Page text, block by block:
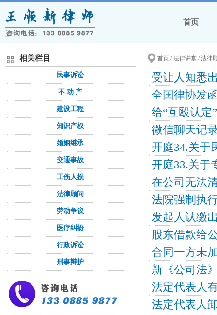
首页
相关栏目
民事诉讼
不 动 产
建设工程
知识产权
婚姻继承
交通事故
工伤人损
法律顾问
劳动争议
医疗纠纷
行政诉讼
刑事辩护
首页 / 法律讲堂 / 法律
受让人知悉
全国律协发
微信聊天记
开庭34.关于
开庭33.关于
法院强制执
发起人认缴
股东借款给
合同一方未
法定代表人
法定代表人